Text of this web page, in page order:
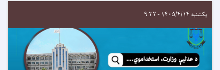
یکشنبه ۱۴۰۵/۴/۱۴ - ۹:۳۲